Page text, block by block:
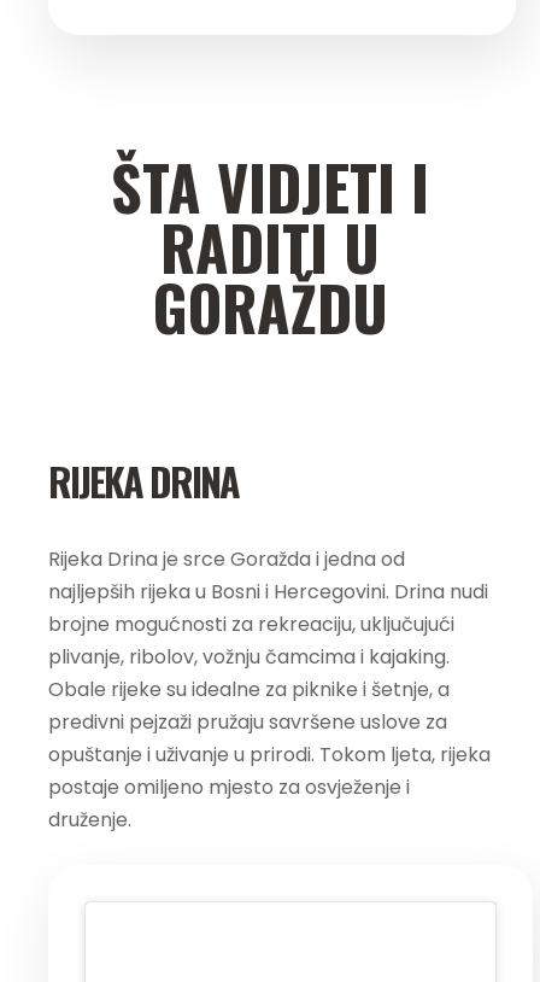
ŠTA VIDJETI I
RADITI U
GORAŽDU
RIJEKA DRINA
Rijeka Drina je srce Goražda i jedna od
najljepših rijeka u Bosni i Hercegovini. Drina nudi
brojne mogućnosti za rekreaciju, uključujući
plivanje, ribolov, vožnju čamcima i kajaking.
Obale rijeke su idealne za piknike i šetnje, a
predivni pejzaži pružaju savršene uslove za
opuštanje i uživanje u prirodi. Tokom ljeta, rijeka
postaje omiljeno mjesto za osvježenje i
druženje.